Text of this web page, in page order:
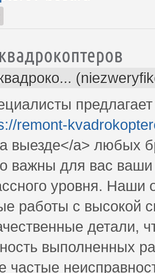
remont-
выезде</a> любых
важны для вас
уровня. Наши
работы с высокой
детали,
выполненных
частые